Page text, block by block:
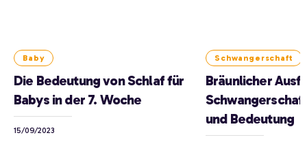
Baby
Die Bedeutung von Schlaf für
Babys in der 7. Woche
15/09/2023
Schwangerschaft
Bräunlicher
und Bedeutung